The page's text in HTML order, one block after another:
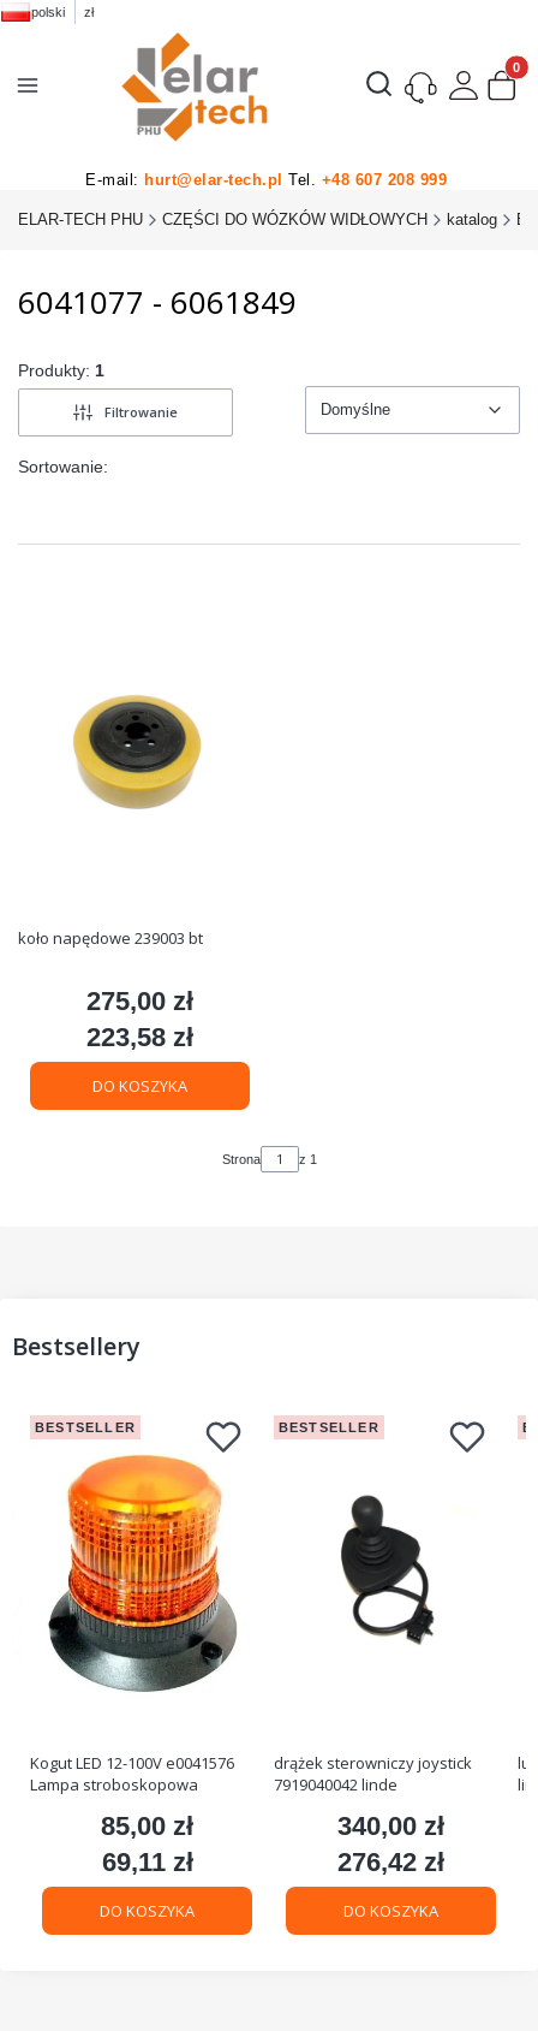
polski zł
Otwórz wyszukiwarkę
E-mail: hurt@elar-tech.pl Tel. +48 607 208 999
ELAR-TECH PHU CZĘŚCI DO WÓZKÓW WIDŁOWYCH katalog BT
6041077 - 6061849
Produkty: 1
Filtrowanie
Sortowanie:
Domyślne
koło napędowe 239003 bt
Cena
275,00 zł
Cena
223,58 zł
DO KOSZYKA
Strona z 1
Bestsellery
BESTSELLER
Kogut LED 12-100V e0041576
Lampa stroboskopowa
Cena
85,00 zł
Cena
69,11 zł
DO KOSZYKA
BESTSELLER
drążek sterowniczy joystick
7919040042 linde
Cena
340,00 zł
Cena
276,42 zł
DO KOSZYKA